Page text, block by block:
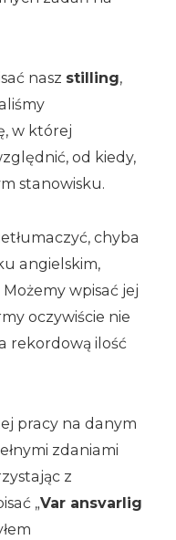
nasz stilling,
w której
od kiedy,
stanowisku.
chyba
angielskim,
wpisać jej
oczywiście nie
rekordową ilość
pracy na danym
zdaniami
z
„Var ansvarlig